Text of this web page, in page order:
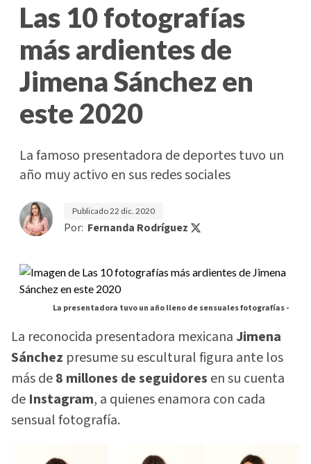
Las 10 fotografías
más ardientes de
Jimena Sánchez en
este 2020
La famoso presentadora de deportes tuvo un
año muy activo en sus redes sociales
Publicado22 dic. 2020
Por: Fernanda Rodríguez
La presentadora tuvo un año lleno de sensuales fotografías -
La reconocida presentadora mexicanaJimena
Sánchez presume su escultural figura ante los
más de8 millones de seguidores en su cuenta
de Instagram, a quienes enamora con cada
sensual fotografía.